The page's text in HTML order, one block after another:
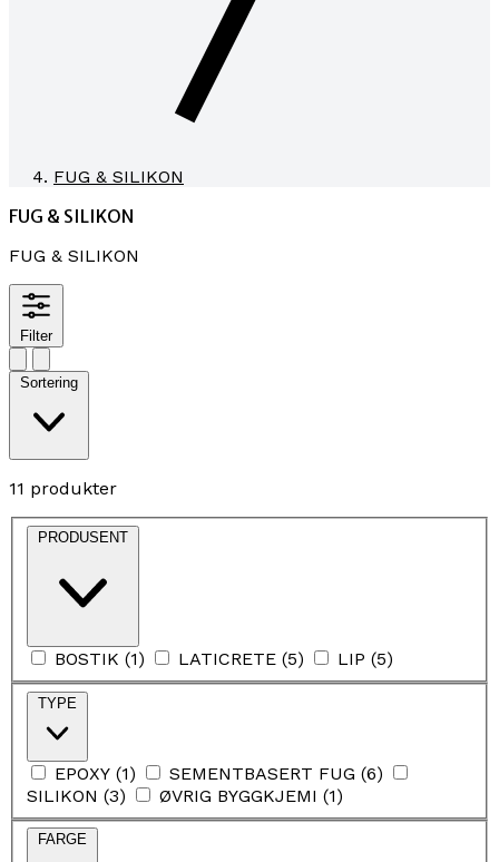
FUG & SILIKON
FUG & SILIKON
FUG & SILIKON
Filter
Sortering
11 produkter
PRODUSENT
BOSTIK (1) LATICRETE (5) LIP (5)
TYPE
EPOXY (1) SEMENTBASERT FUG (6)
SILIKON (3) ØVRIG BYGGKJEMI (1)
FARGE